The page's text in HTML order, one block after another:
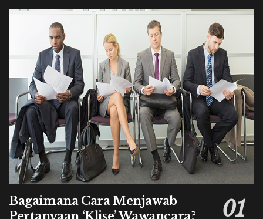
Bagaimana Cara Menjawab
Pertanyaan ‘Klise’ Wawancara?